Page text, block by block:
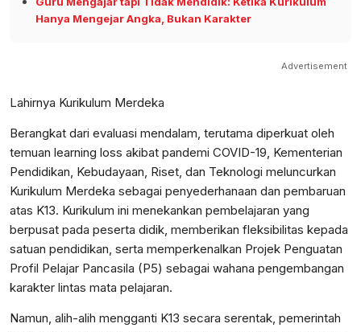
Hanya Mengejar Angka, Bukan Karakter
Advertisement
Lahirnya Kurikulum Merdeka
Berangkat dari evaluasi mendalam, terutama diperkuat oleh
temuan learning loss akibat pandemi COVID-19, Kementerian
Pendidikan, Kebudayaan, Riset, dan Teknologi meluncurkan
Kurikulum Merdeka sebagai penyederhanaan dan pembaruan
atas K13. Kurikulum ini menekankan pembelajaran yang
berpusat pada peserta didik, memberikan fleksibilitas kepada
satuan pendidikan, serta memperkenalkan Projek Penguatan
Profil Pelajar Pancasila (P5) sebagai wahana pengembangan
karakter lintas mata pelajaran.
Namun, alih-alih mengganti K13 secara serentak, pemerintah